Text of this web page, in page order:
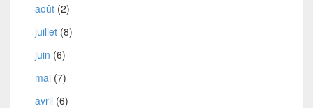
août (2)
juillet (8)
juin (6)
mai (7)
avril (6)